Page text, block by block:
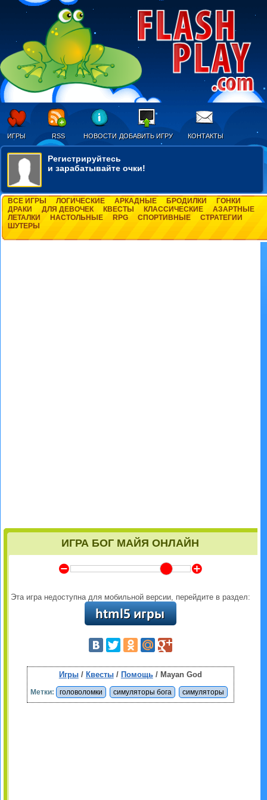
ИГРЫ RSS НОВОСТИ ДОБАВИТЬ ИГРУ КОНТАКТЫ
Регистрируйтесь
и зарабатывайте очки!
ВСЕ ИГРЫ ЛОГИЧЕСКИЕ АРКАДНЫЕ БРОДИЛКИ
ГОНКИ
ДРАКИ
ДЛЯ ДЕВОЧЕК КВЕСТЫ КЛАССИЧЕСКИЕ
АЗАРТНЫЕ
ЛЕТАЛКИ
НАСТОЛЬНЫЕ RPG СПОРТИВНЫЕ
СТРАТЕГИИ
ШУТЕРЫ
ИГРА БОГ МАЙЯ ОНЛАЙН
Y Z
Эта игра недоступна для мобильной версии, перейдите в раздел:
Игры/ Квесты/ Помощь/ Mayan God
Метки: головоломки симуляторы бога симуляторы